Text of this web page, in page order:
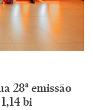
28ª emissão
bi